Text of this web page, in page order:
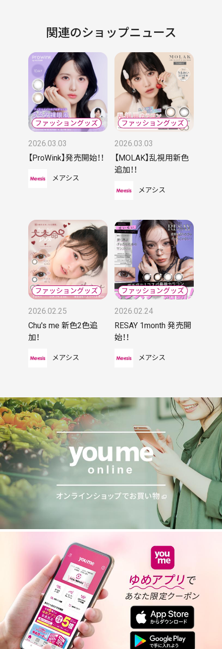
関連のショップニュース
2026.03.03
【ProWink】発売開始！！
メアシス
2026.03.03
【MOLAK】乱視用新色
追加！！
メアシス
2026.02.25
Chu's me 新色2色追
加！
メアシス
2026.02.24
RESAY 1month 発売開
始！！
メアシス